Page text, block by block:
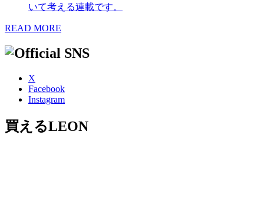
いて考える連載です。
READ MORE
X
Facebook
Instagram
買えるLEON